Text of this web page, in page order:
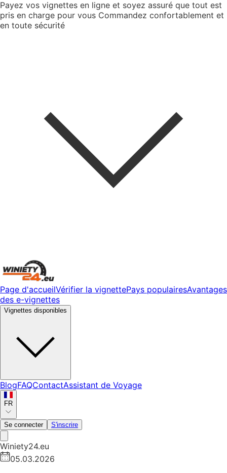
Payez vos vignettes en ligne et soyez assuré que tout est
pris en charge pour vous Commandez confortablement et
en toute sécurité
Page d'accueilVérifier la vignettePays populairesAvantages
des e-vignettes
Vignettes disponibles
BlogFAQContactAssistant de Voyage
FR
Se connecter S'inscrire
Winiety24.eu
05.03.2026